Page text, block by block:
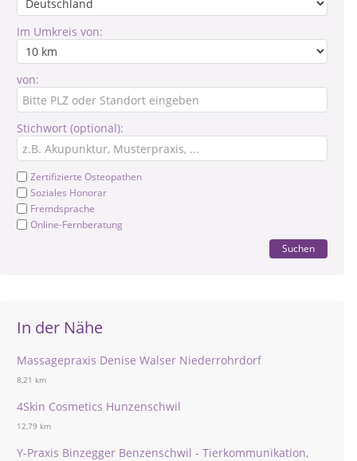
Im Umkreis von:
von:
Stichwort (optional):
Zertifizierte Osteopathen
Soziales Honorar
Fremdsprache
Online-Fernberatung
Suchen
In der Nähe
Massagepraxis Denise Walser Niederrohrdorf
8,21 km
4Skin Cosmetics Hunzenschwil
12,79 km
Y-Praxis Binzegger Benzenschwil - Tierkommunikation,